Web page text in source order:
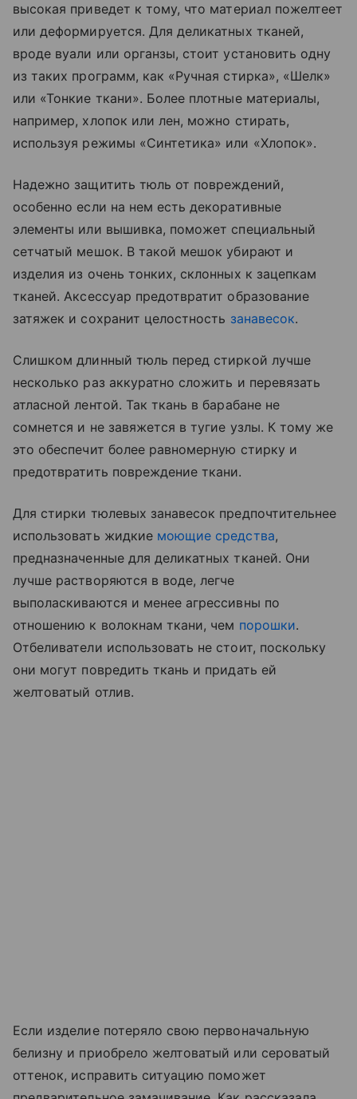
высокая приведет к тому, что материал пожелтеет
или деформируется. Для деликатных тканей,
вроде вуали или органзы, стоит установить одну
из таких программ, как «‎Ручная стирка», «‎Шелк»
или «‎Тонкие ткани». Более плотные материалы,
например, хлопок или лен, можно стирать,
используя режимы «‎Синтетика» или «‎Хлопок».
Надежно защитить тюль от повреждений,
особенно если на нем есть декоративные
элементы или вышивка, поможет специальный
сетчатый мешок. В такой мешок убирают и
изделия из очень тонких, склонных к зацепкам
тканей. Аксессуар предотвратит образование
затяжек и сохранит целостность занавесок.
Слишком длинный тюль перед стиркой лучше
несколько раз аккуратно сложить и перевязать
атласной лентой. Так ткань в барабане не
сомнется и не завяжется в тугие узлы. К тому же
это обеспечит более равномерную стирку и
предотвратить повреждение ткани.
Для стирки тюлевых занавесок предпочтительнее
использовать жидкие моющие средства,
предназначенные для деликатных тканей. Они
лучше растворяются в воде, легче
выполаскиваются и менее агрессивны по
отношению к волокнам ткани, чем порошки.
Отбеливатели использовать не стоит, поскольку
они могут повредить ткань и придать ей
желтоватый отлив.
Если изделие потеряло свою первоначальную
белизну и приобрело желтоватый или сероватый
оттенок, исправить ситуацию поможет